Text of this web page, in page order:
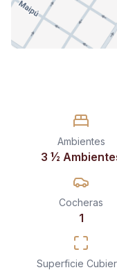
Ambientes
3 ½
Cocheras
1
Superficie